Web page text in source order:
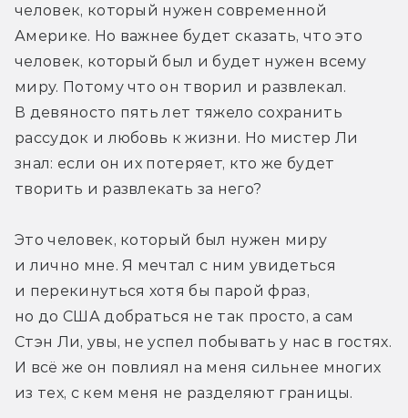
человек, который нужен современной
Америке. Но важнее будет сказать, что это
человек, который был и будет нужен всему
миру. Потому что он творил и развлекал.
В девяносто пять лет тяжело сохранить
рассудок и любовь к жизни. Но мистер Ли
знал: если он их потеряет, кто же будет
творить и развлекать за него?
Это человек, который был нужен миру
и лично мне. Я мечтал с ним увидеться
и перекинуться хотя бы парой фраз,
но до США добраться не так просто, а сам
Стэн Ли, увы, не успел побывать у нас в гостях.
И всё же он повлиял на меня сильнее многих
из тех, с кем меня не разделяют границы.